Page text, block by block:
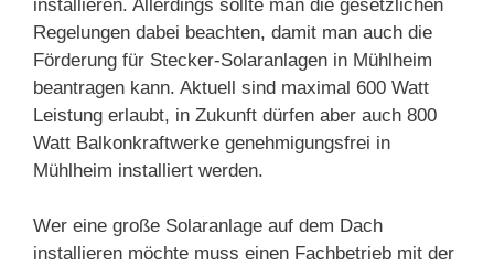
installieren. Allerdings sollte man die gesetzlichen
Regelungen dabei beachten, damit man auch die
Förderung für Stecker-Solaranlagen in Mühlheim
beantragen kann. Aktuell sind maximal 600 Watt
Leistung erlaubt, in Zukunft dürfen aber auch 800
Watt Balkonkraftwerke genehmigungsfrei in
Mühlheim installiert werden.
Wer eine große Solaranlage auf dem Dach
installieren möchte muss einen Fachbetrieb mit der